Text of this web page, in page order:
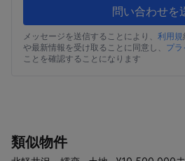
問い合わせを
メッセージを送信することにより、 利用規
や最新情報を受け取ることに同意し、 プ
ことを確認することになります
類似物件